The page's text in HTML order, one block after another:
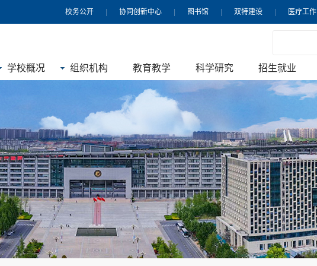
医疗工作
双特建设
图书馆
协同创新中心
校务公开
学校概况 组织机构 教育教学 科学研究 招生就业